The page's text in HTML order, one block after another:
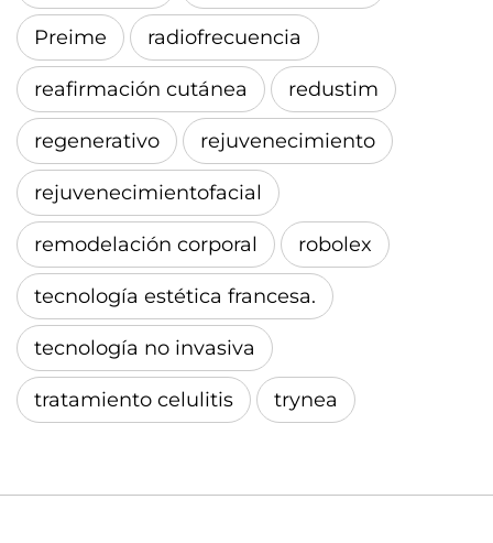
Preime radiofrecuencia
reafirmación cutánea redustim
regenerativo rejuvenecimiento
rejuvenecimientofacial
remodelación corporal robolex
tecnología estética francesa.
tecnología no invasiva
tratamiento celulitis trynea